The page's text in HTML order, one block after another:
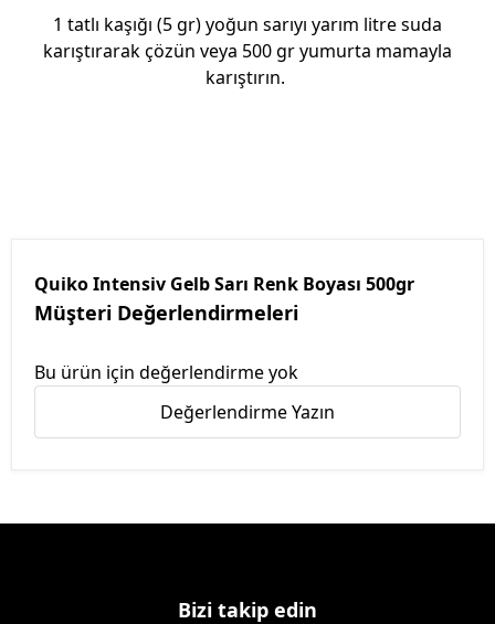
1 tatlı kaşığı (5 gr) yoğun sarıyı yarım litre suda
karıştırarak çözün veya 500 gr yumurta mamayla
karıştırın.
Quiko Intensiv Gelb Sarı Renk Boyası 500gr
Müşteri Değerlendirmeleri
Bu ürün için değerlendirme yok
Değerlendirme Yazın
Bizi takip edin